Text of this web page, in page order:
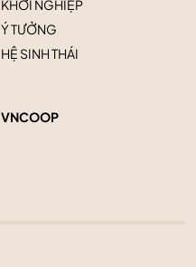
KHỞI NGHIỆP
Ý TƯỞNG
HỆ SINH THÁI
VNCOOP